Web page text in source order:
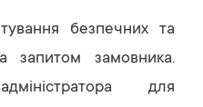
безпечних та
запитом замовника.
для